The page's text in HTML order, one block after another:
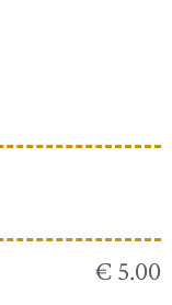
€ 5.00